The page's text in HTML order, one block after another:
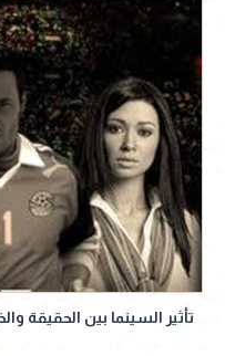
تأثير السينما بين الحقيقة